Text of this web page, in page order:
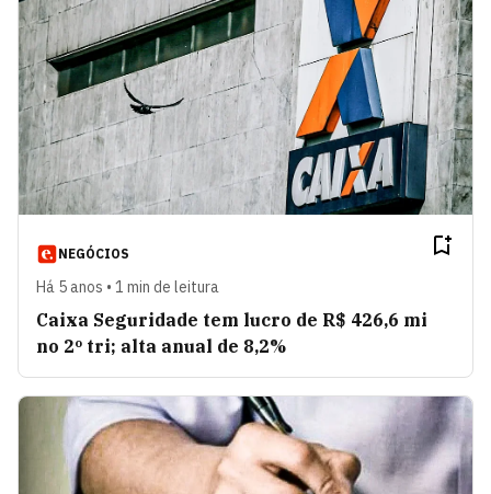
NEGÓCIOS
Há 5 anos • 1 min de leitura
Caixa Seguridade tem lucro de R$ 426,6 mi
no 2º tri; alta anual de 8,2%